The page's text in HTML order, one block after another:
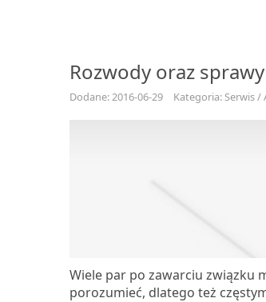
Rozwody oraz
Dodane: 2016-06-29 Kategoria: Serwis
Wiele par po zawarciu związku
porozumieć, dlatego też